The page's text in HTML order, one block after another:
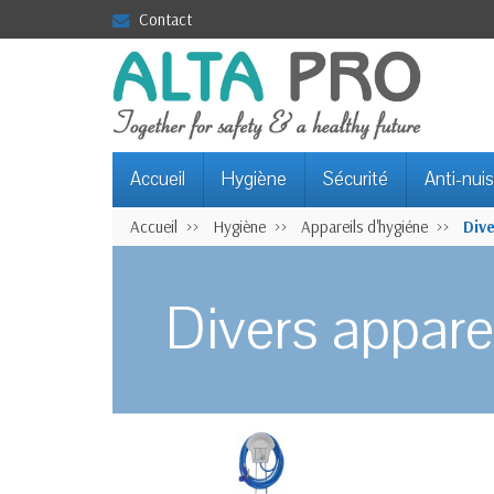
Contact
Accueil Hygiène Sécurité Anti-
Accueil Hygiène Appareils d'hygiéne
Divers